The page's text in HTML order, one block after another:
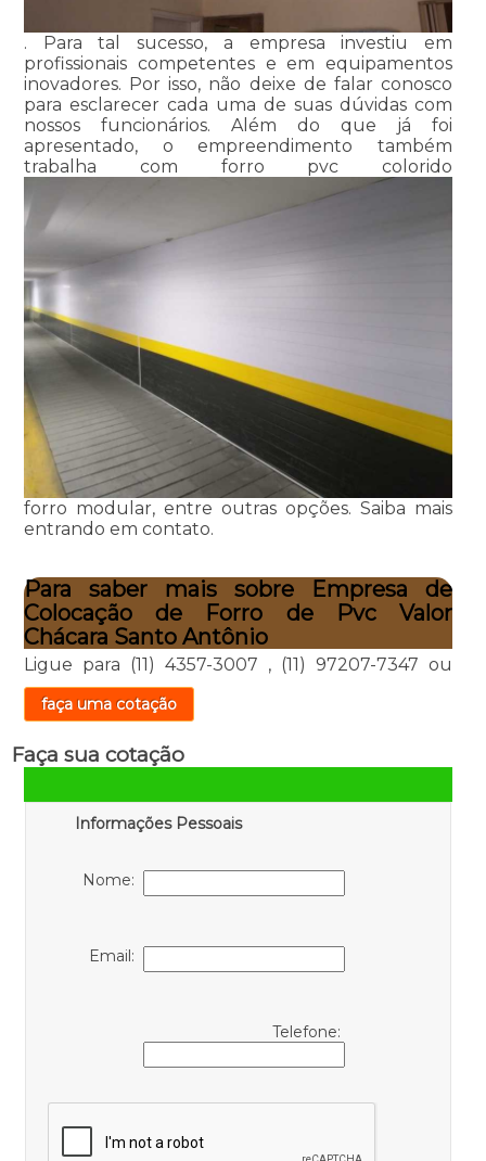
. Para tal sucesso, a empresa investiu em
profissionais competentes e em equipamentos
inovadores. Por isso, não deixe de falar conosco
para esclarecer cada uma de suas dúvidas com
nossos funcionários. Além do que já foi
apresentado, o empreendimento também
trabalha com forro pvc colorido
forro modular, entre outras opções. Saiba mais
entrando em contato.
Para saber mais sobre Empresa de
Colocação de Forro de Pvc Valor
Chácara Santo Antônio
Ligue para (11) 4357-3007 , (11) 97207-7347 ou
faça uma cotação
Faça sua cotação
Informações Pessoais
Nome:
Email:
Telefone: